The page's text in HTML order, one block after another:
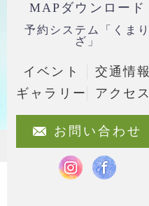
MAPダウンロード
予約システム「くまり
ざ」
イベント
交通情報
ギャラリー
アクセス
お問い合わせ